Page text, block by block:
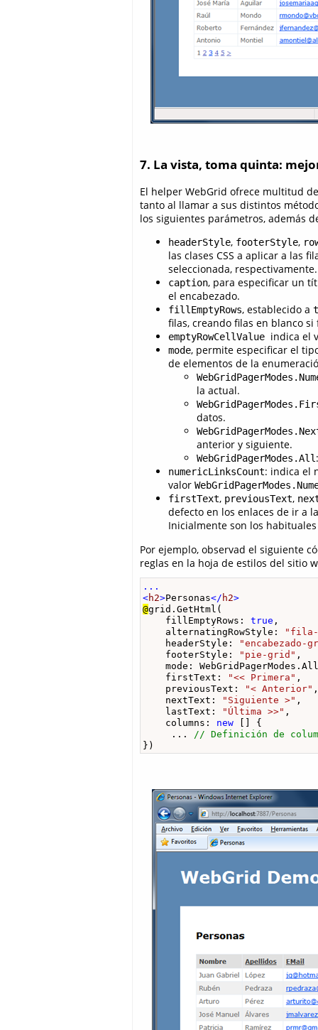
7. La vista, toma quinta:
El helper WebGrid ofrece multitud
tanto al llamar a sus distintos
los siguientes parámetros, además
headerStyle, footerStyle,
las clases CSS a aplicar a las
seleccionada, respectivamente.
caption, para especificar un
el encabezado.
fillEmptyRows, establecido a
filas, creando filas en blanco
emptyRowCellValue indica el
mode, permite especificar el
de elementos de la
la actual.
datos.
anterior y siguiente.
WebGridPagerModes.All
numericLinksCount: indica el
valor
firstText, previousText,
defecto en los enlaces de ir a
Inicialmente son los habituales
Por ejemplo, observad el siguiente
reglas en la hoja de estilos del sitio
...
<h2>Personas</ h2>
@grid.GetHtml(
fillEmptyRows: true ,
alternatingRowStyle:
"fila-
headerStyle:
"encabezado-
footerStyle:
"pie-grid" ,
mode:
firstText:
"<< Primera" ,
previousText:
"< Anterior" ,
nextText:
"Siguiente >" ,
lastText:
"Última >>" ,
columns: new [] {
... // Definición de
})